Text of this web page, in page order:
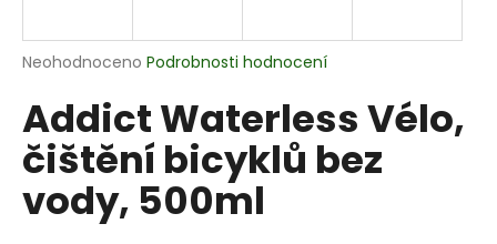
Průměrné
produktu
je
0,0
z
5
hvězdiček.
Neohodnoceno Podrobnosti hodnocení
Addict Waterless Vélo,
čištění bicyklů bez
vody, 500ml
j
t
?